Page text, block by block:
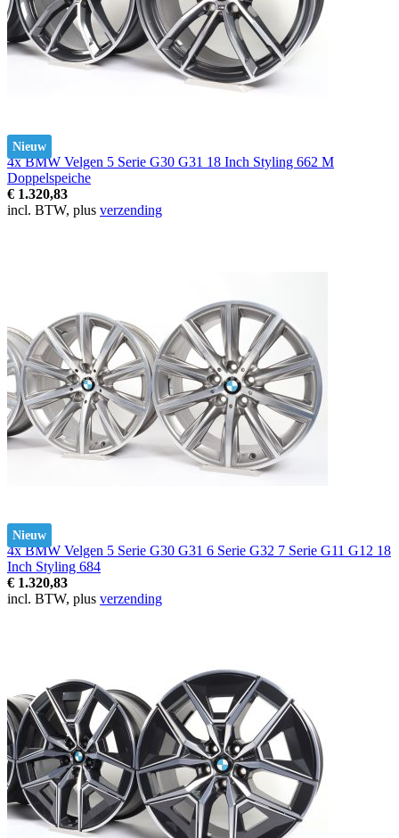
Nieuw
4x BMW Velgen 5 Serie G30 G31 18 Inch Styling 662 M
Doppelspeiche
€ 1.320,83
incl. BTW, plus verzending
Nieuw
4x BMW Velgen 5 Serie G30 G31 6 Serie G32 7 Serie G11 G12 18
Inch Styling 684
€ 1.320,83
incl. BTW, plus verzending